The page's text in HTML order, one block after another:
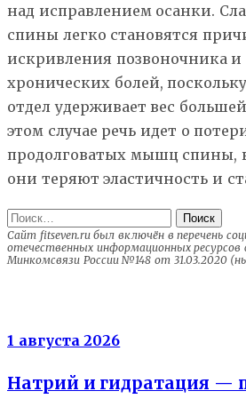
над исправлением осанки.
спины легко становятся
искривления позвоночника и
хронических болей,
отдел удерживает вес
этом случае речь идет о
продолговатых мышц спины, в
они теряют эластичность и
Найти:
Сайт fitseven.ru был включён в перечень
отечественных информационных ресурсов
Минкомсвязи России №148 от 31.03.2020
1 августа 2026
Натрий и гидратация —